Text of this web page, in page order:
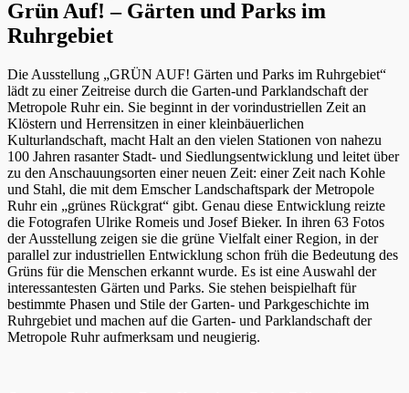
Grün Auf! – Gärten und Parks im
Ruhrgebiet
Die Ausstellung „GRÜN AUF! Gärten und Parks im Ruhrgebiet“
lädt zu einer Zeitreise durch die Garten-und Parklandschaft der
Metropole Ruhr ein. Sie beginnt in der vorindustriellen Zeit an
Klöstern und Herrensitzen in einer kleinbäuerlichen
Kulturlandschaft, macht Halt an den vielen Stationen von nahezu
100 Jahren rasanter Stadt- und Siedlungsentwicklung und leitet über
zu den Anschauungsorten einer neuen Zeit: einer Zeit nach Kohle
und Stahl, die mit dem Emscher Landschaftspark der Metropole
Ruhr ein „grünes Rückgrat“ gibt. Genau diese Entwicklung reizte
die Fotografen Ulrike Romeis und Josef Bieker. In ihren 63 Fotos
der Ausstellung zeigen sie die grüne Vielfalt einer Region, in der
parallel zur industriellen Entwicklung schon früh die Bedeutung des
Grüns für die Menschen erkannt wurde. Es ist eine Auswahl der
interessantesten Gärten und Parks. Sie stehen beispielhaft für
bestimmte Phasen und Stile der Garten- und Parkgeschichte im
Ruhrgebiet und machen auf die Garten- und Parklandschaft der
Metropole Ruhr aufmerksam und neugierig.